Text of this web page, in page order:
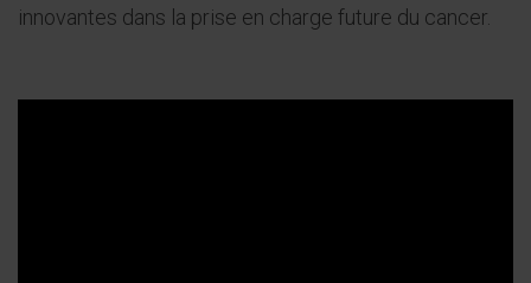
innovantes dans la prise en charge future du cancer.